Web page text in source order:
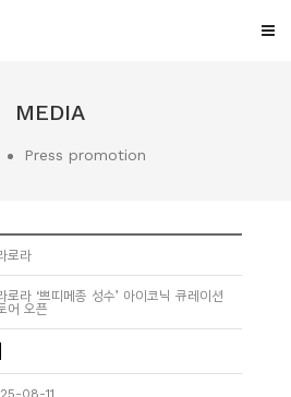
MEDIA
Press promotion
로라
로라 ‘쁘띠메종 성수’ 아이코닉 큐레이션
어 오픈
08-11